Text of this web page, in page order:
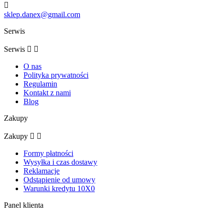

sklep.danex@gmail.com
Serwis
Serwis  
O nas
Polityka prywatności
Regulamin
Kontakt z nami
Blog
Zakupy
Zakupy  
Formy płatności
Wysyłka i czas dostawy
Reklamacje
Odstąpienie od umowy
Warunki kredytu 10X0
Panel klienta